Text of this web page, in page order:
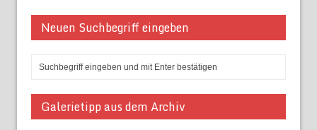
Neuen Suchbegriff eingeben
Galerietipp aus dem Archiv